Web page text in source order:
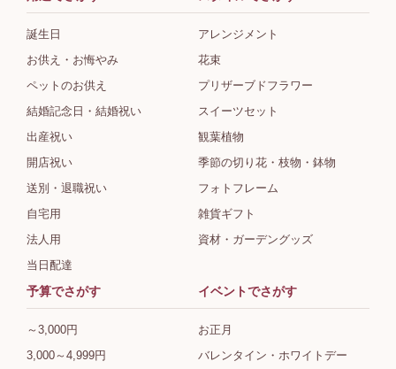
誕生日
お供え・お悔やみ
ペットのお供え
結婚記念日・結婚祝い
出産祝い
開店祝い
送別・退職祝い
自宅用
法人用
当日配達
アレンジメント
花束
プリザーブドフラワー
スイーツセット
観葉植物
季節の切り花・枝物・鉢物
フォトフレーム
雑貨ギフト
資材・ガーデングッズ
予算でさがす
～3,000円
3,000～4,999円
イベントでさがす
お正月
バレンタイン・ホワイトデー